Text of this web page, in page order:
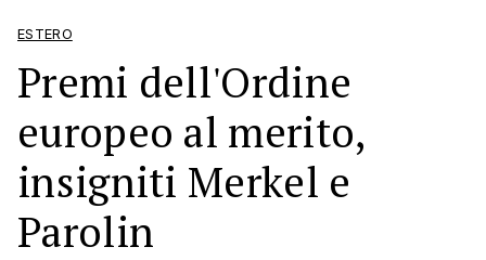
ESTERO
Premi dell'Ordine
europeo al merito,
insigniti Merkel e
Parolin